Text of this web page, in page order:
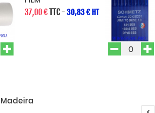
37,00 €TTC-30,83 € HT